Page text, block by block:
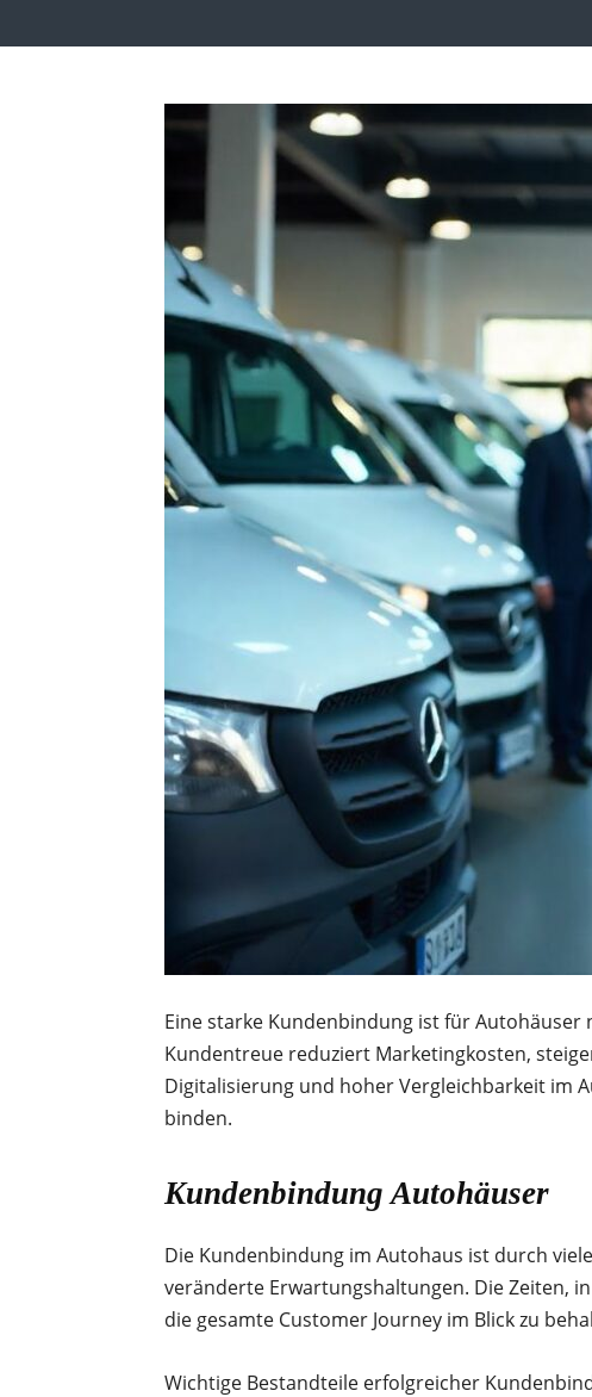
Eine starke Kundenbindung ist für
Kundentreue reduziert Marketingkosten,
Digitalisierung und hoher Vergleichbarkeit im
binden.
Kundenbindung Autohäuser
Die Kundenbindung im Autohaus ist durch
veränderte Erwartungshaltungen. Die Zeiten,
die gesamte Customer Journey im Blick zu
Wichtige Bestandteile erfolgreicher